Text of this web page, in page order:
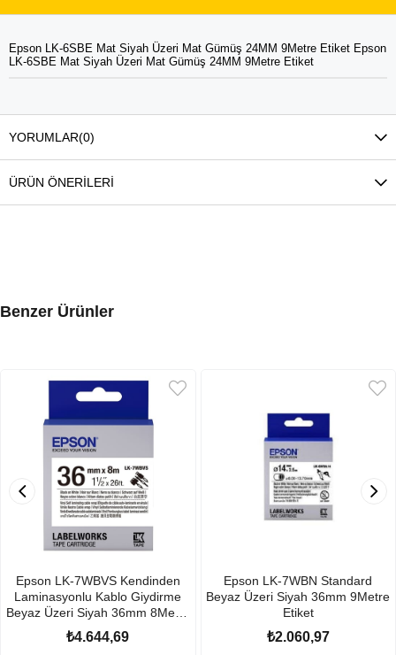
Epson LK-6SBE Mat Siyah Üzeri Mat Gümüş 24MM 9Metre Etiket Epson
LK-6SBE Mat Siyah Üzeri Mat Gümüş 24MM 9Metre Etiket
YORUMLAR(0)
ÜRÜN ÖNERILERI
Benzer Ürünler
Epson LK-7WBVS Kendinden
Laminasyonlu Kablo Giydirme
Beyaz Üzeri Siyah 36mm 8Metre
Etiket
₺4.644,69
Epson LK-7WBN Standard
Beyaz Üzeri Siyah 36mm 9Metre
Etiket
₺2.060,97